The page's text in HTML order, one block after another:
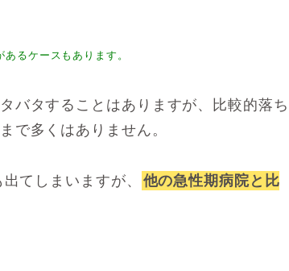
るケースもあります。
バタすることはありますが、比較的落ち
で多くはありません。
てしまいますが、
他の急性期病院と比